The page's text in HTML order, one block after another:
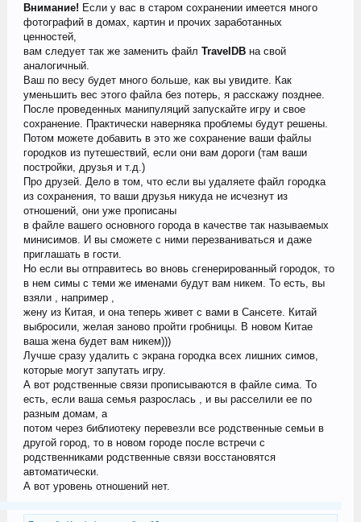
Внимание! Если у вас в старом сохранении имеется много
фотографий в домах, картин и прочих заработанных
ценностей,
вам следует так же заменить файл TravelDBна свой
аналогичный.
Ваш по весу будет много больше, как вы увидите. Как
уменьшить вес этого файла без потерь, я расскажу позднее.
После проведенных манипуляций запускайте игру и свое
сохранение. Практически наверняка проблемы будут решены.
Потом можете добавить в это же сохранение ваши файлы
городков из путешествий, если они вам дороги (там ваши
постройки, друзья и т.д.)
Про друзей. Дело в том, что если вы удаляете файл городка
из сохранения, то ваши друзья никуда не исчезнут из
отношений, они уже прописаны
в файле вашего основного города в качестве так называемых
минисимов. И вы сможете с ними перезваниваться и даже
приглашать в гости.
Но если вы отправитесь во вновь сгенерированный городок, то
в нем симы с теми же именами будут вам никем. То есть, вы
взяли , например ,
жену из Китая, и она теперь живет с вами в Сансете. Китай
выбросили, желая заново пройти гробницы. В новом Китае
ваша жена будет вам никем)))
Лучше сразу удалить с экрана городка всех лишних симов,
которые могут запутать игру.
А вот родственные связи прописываются в файле сима. То
есть, если ваша семья разрослась , и вы расселили ее по
разным домам, а
потом через библиотеку перевезли все родственные семьи в
другой город, то в новом городе после встречи с
родственниками родственные связи восстановятся
автоматически.
А вот уровень отношений нет.